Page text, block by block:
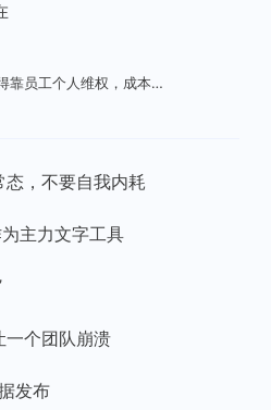
靠员工个人维权，成本…
，不要自我内耗
主力文字工具
一个团队崩溃
发布